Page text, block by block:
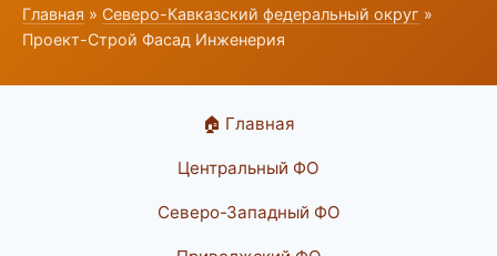
Главная » Северо-Кавказский федеральный округ »
Проект-Строй Фасад Инженерия
🏠 Главная
Центральный ФО
Северо-Западный ФО